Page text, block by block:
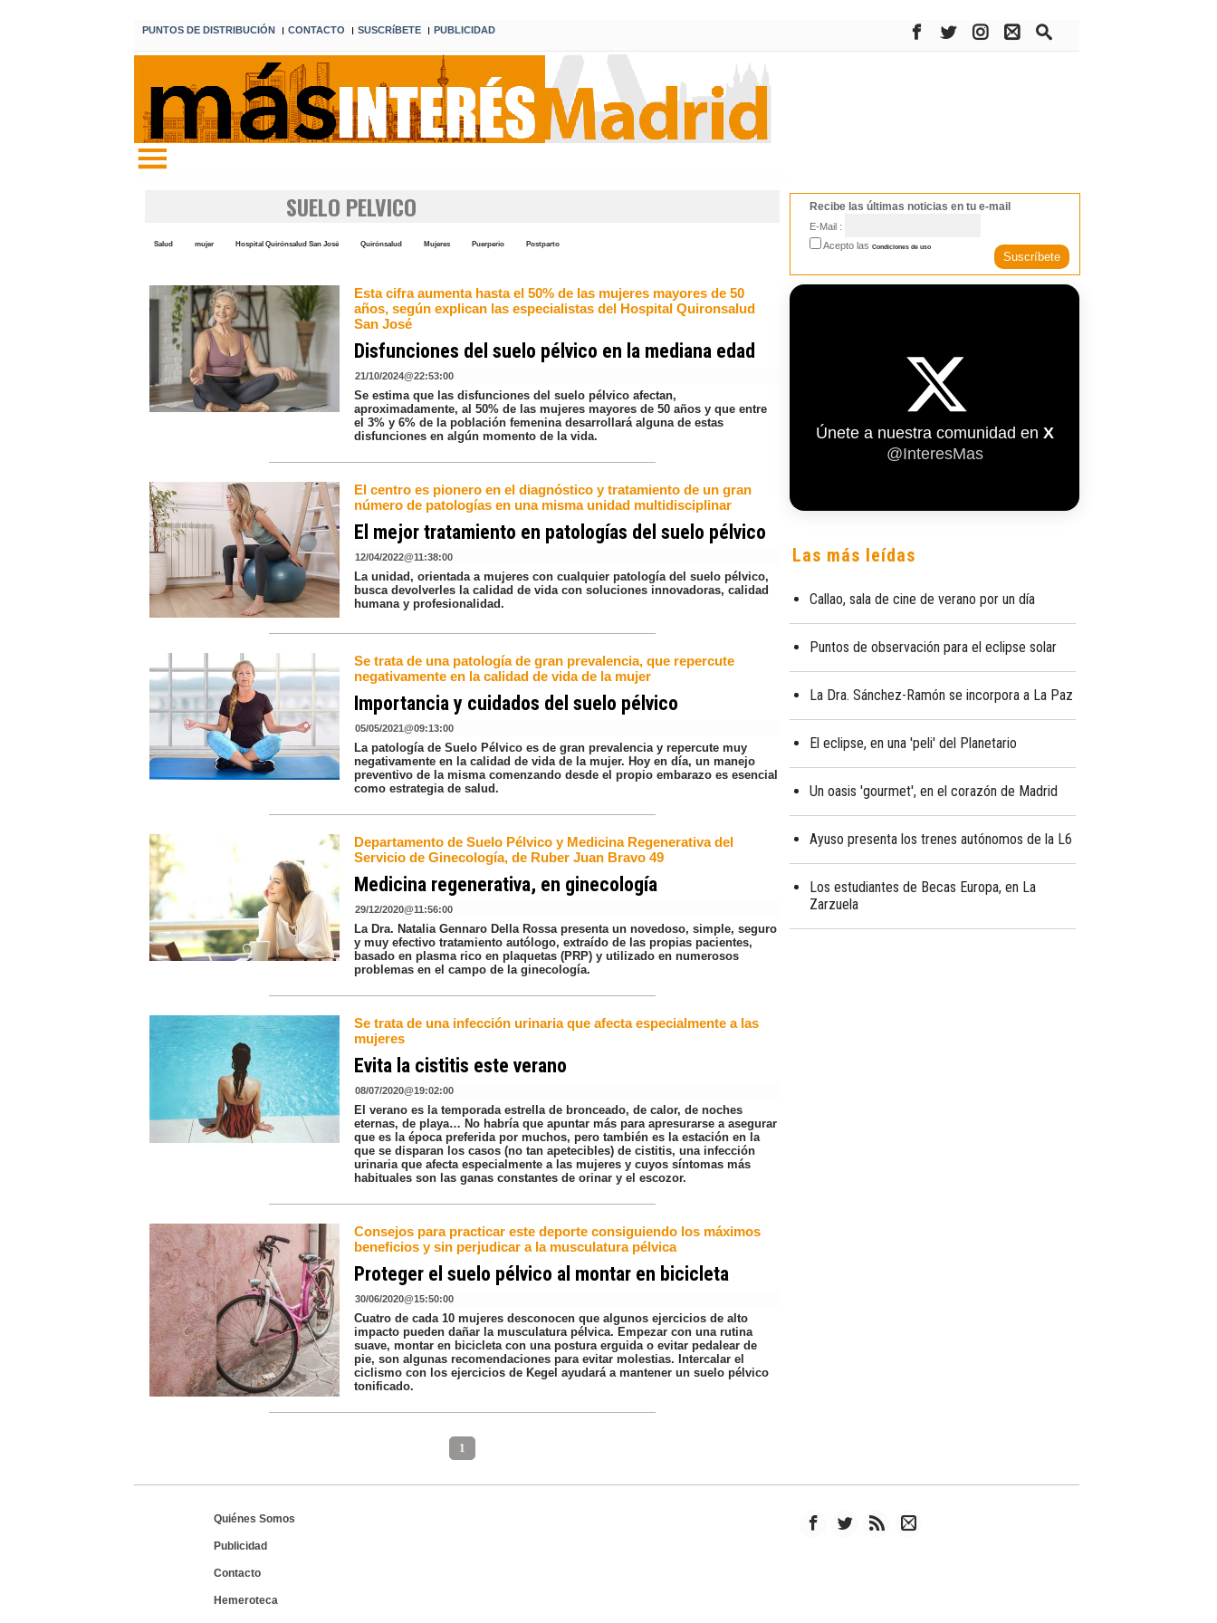
PUNTOS DE DISTRIBUCIÓN I CONTACTO I SUSCRíBETE I PUBLICIDAD
SUELO PELVICO
Salud mujer Hospital Quirónsalud San José Quirónsalud Mujeres Puerperio Postparto
Esta cifra aumenta hasta el 50% de las mujeres mayores de 50
años, según explican las especialistas del Hospital Quironsalud
San José
Disfunciones del suelo pélvico en la mediana edad
21/10/2024@22:53:00
Se estima que las disfunciones del suelo pélvico afectan,
aproximadamente, al 50% de las mujeres mayores de 50 años y que entre
el 3% y 6% de la población femenina desarrollará alguna de estas
disfunciones en algún momento de la vida.
El centro es pionero en el diagnóstico y tratamiento de un gran
número de patologías en una misma unidad multidisciplinar
El mejor tratamiento en patologías del suelo pélvico
12/04/2022@11:38:00
La unidad, orientada a mujeres con cualquier patología del suelo pélvico,
busca devolverles la calidad de vida con soluciones innovadoras, calidad
humana y profesionalidad.
Se trata de una patología de gran prevalencia, que repercute
negativamente en la calidad de vida de la mujer
Importancia y cuidados del suelo pélvico
05/05/2021@09:13:00
La patología de Suelo Pélvico es de gran prevalencia y repercute muy
negativamente en la calidad de vida de la mujer. Hoy en día, un manejo
preventivo de la misma comenzando desde el propio embarazo es esencial
como estrategia de salud.
Departamento de Suelo Pélvico y Medicina Regenerativa del
Servicio de Ginecología, de Ruber Juan Bravo 49
Medicina regenerativa, en ginecología
29/12/2020@11:56:00
La Dra. Natalia Gennaro Della Rossa presenta un novedoso, simple, seguro
y muy efectivo tratamiento autólogo, extraído de las propias pacientes,
basado en plasma rico en plaquetas (PRP) y utilizado en numerosos
problemas en el campo de la ginecología.
Se trata de una infección urinaria que afecta especialmente a las
mujeres
Evita la cistitis este verano
08/07/2020@19:02:00
El verano es la temporada estrella de bronceado, de calor, de noches
eternas, de playa… No habría que apuntar más para apresurarse a asegurar
que es la época preferida por muchos, pero también es la estación en la
que se disparan los casos (no tan apetecibles) de cistitis, una infección
urinaria que afecta especialmente a las mujeres y cuyos síntomas más
habituales son las ganas constantes de orinar y el escozor.
Consejos para practicar este deporte consiguiendo los máximos
beneficios y sin perjudicar a la musculatura pélvica
Proteger el suelo pélvico al montar en bicicleta
30/06/2020@15:50:00
Cuatro de cada 10 mujeres desconocen que algunos ejercicios de alto
impacto pueden dañar la musculatura pélvica. Empezar con una rutina
suave, montar en bicicleta con una postura erguida o evitar pedalear de
pie, son algunas recomendaciones para evitar molestias. Intercalar el
ciclismo con los ejercicios de Kegel ayudará a mantener un suelo pélvico
tonificado.
1
Recibe las últimas noticias en tu e-mail
E-Mail :
Acepto las Condiciones de uso
Únete a nuestra comunidad en X
@InteresMas
Las más leídas
Callao, sala de cine de verano por un día
Puntos de observación para el eclipse solar
La Dra. Sánchez-Ramón se incorpora a La Paz
El eclipse, en una 'peli' del Planetario
Un oasis 'gourmet', en el corazón de Madrid
Ayuso presenta los trenes autónomos de la L6
Los estudiantes de Becas Europa, en La
Zarzuela
Quiénes Somos
Publicidad
Contacto
Hemeroteca